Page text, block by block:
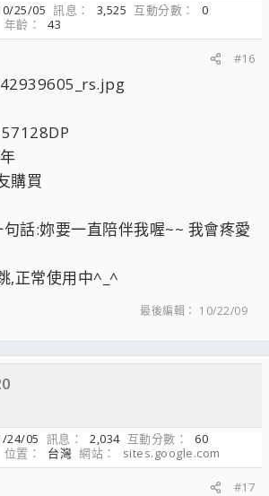
25/05 訊息 3,525 互動分數
0
年齡
43
#16
購買
話:妳要一直陪伴我喔~~ 我會疼愛
,正常使用中^_^
最後編輯： 10/22/09
24/05 訊息 2,034 互動分數
60
位置 台灣 網站
sites.google.com
#17